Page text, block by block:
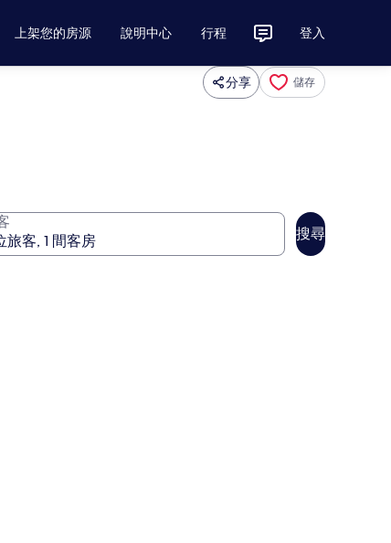
上架您的房源 說明中心 行程 登入
分享 儲存
搜尋